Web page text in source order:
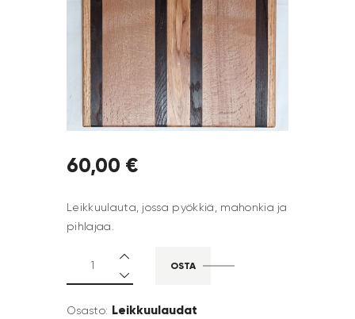
60,00 €
Leikkuulauta, jossa pyökkiä, mahonkia ja
pihlajaa.
OSTA
Osasto: Leikkuulaudat